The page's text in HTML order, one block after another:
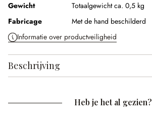
Gewicht
Totaalgewicht ca. 0,5 kg
Fabricage
Met de hand beschilderd
Informatie over productveiligheid
Beschrijving
Heb je het al gezien?